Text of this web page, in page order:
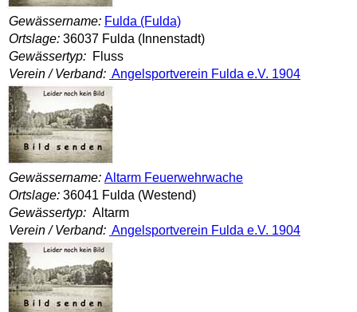
Gewässername: Fulda (Fulda)
Ortslage: 36037 Fulda (Innenstadt)
Gewässertyp: Fluss
Verein / Verband: Angelsportverein Fulda e.V. 1904
Gewässername: Altarm Feuerwehrwache
Ortslage: 36041 Fulda (Westend)
Gewässertyp: Altarm
Verein / Verband: Angelsportverein Fulda e.V. 1904